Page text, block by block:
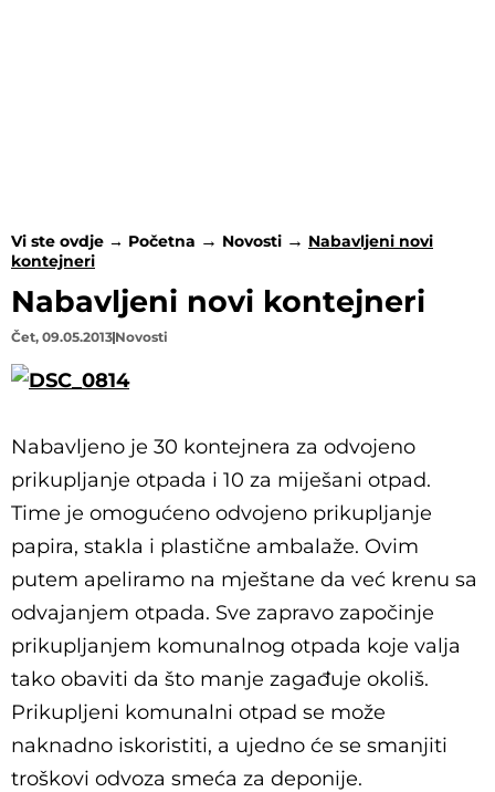
Vi ste ovdje → Početna Novosti
Nabavljeni novi
kontejneri
Nabavljeni novi kontejneri
Čet, 09.05.2013 Novosti
Nabavljeno je 30 kontejnera za odvojeno
prikupljanje otpada i 10 za miješani otpad.
Time je omogućeno odvojeno prikupljanje
papira, stakla i plastične ambalaže. Ovim
putem apeliramo na mještane da već krenu sa
odvajanjem otpada. Sve zapravo započinje
prikupljanjem komunalnog otpada koje valja
tako obaviti da što manje zagađuje okoliš.
Prikupljeni komunalni otpad se može
naknadno iskoristiti, a ujedno će se smanjiti
troškovi odvoza smeća za deponije.